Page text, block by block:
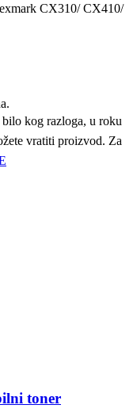
CX310/ CX410/
kog razloga, u roku
vratiti proizvod. Za
toner